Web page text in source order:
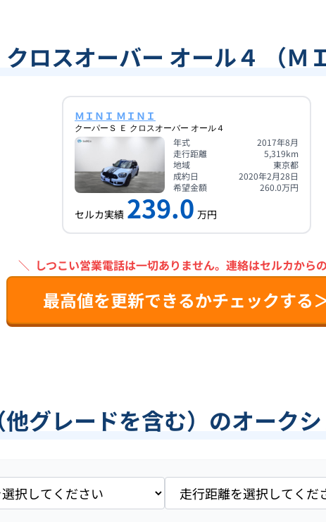
ロスオーバー オール４ （Ｍ
ＭＩＮＩ ＭＩＮＩ
クーパーＳ Ｅ クロスオーバー オール４
年式
2017年8月
走行距離
5,319km
地域
東京都
成約日
2020年2月28日
希望金額
260.0万円
セルカ実績 239.0 万円
＼ しつこい営業電話は一切ありません。 連絡はセルカから
最高値を更新できるかチェックする
グレードを含む）のオーク